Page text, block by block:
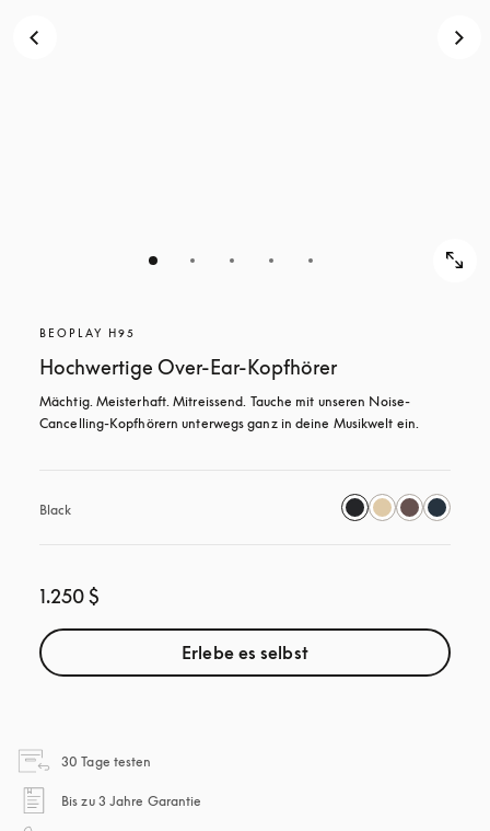
BEOPLAY H95
Hochwertige Over-Ear-Kopfhörer
Mächtig. Meisterhaft. Mitreissend. Tauche mit unseren Noise-
Cancelling-Kopfhörern unterwegs ganz in deine Musikwelt ein.
Black
1.250 $
Erlebe es selbst
30 Tage testen
Bis zu 3 Jahre Garantie